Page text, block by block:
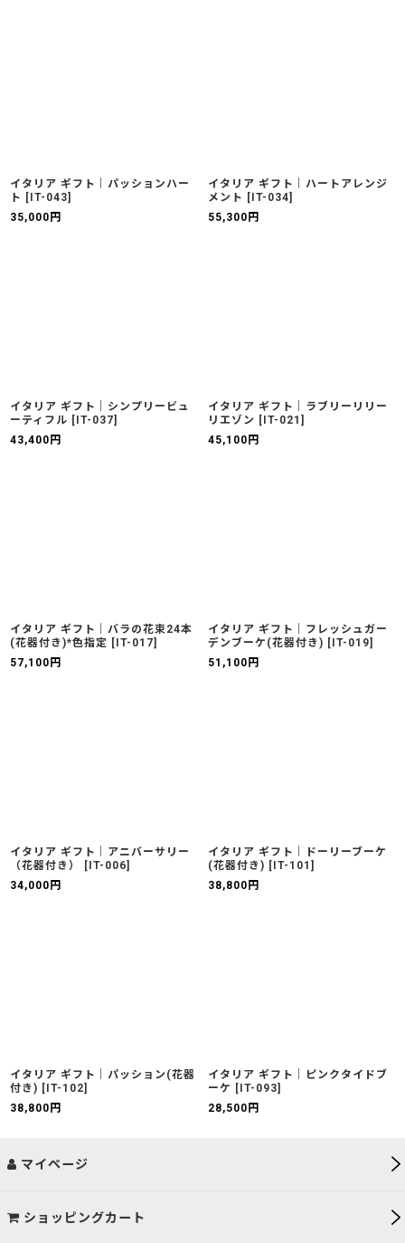
イタリア ギフト｜パッションハー
ト
[ IT-043]
35,000 円
イタリア ギフト｜ハートアレンジ
メント
[ IT-034]
55,300 円
イタリア ギフト｜シンプリービュ
ーティフル [ IT-037]
43,400 円
イタリア ギフト｜ラブリーリリー
リエゾン
[ IT-021 ]
45,100 円
イタリア ギフト｜バラの花束24本
(花器付き)*色指定 [ IT-017]
57,100 円
イタリア ギフト｜フレッシュガー
デンブーケ(花器付き) [ IT-019]
51,100 円
イタリア ギフト｜アニバーサリー
（花器付き）
[ IT-006]
34,000 円
イタリア ギフト｜ドーリーブーケ
(花器付き) [ IT-101 ]
38,800 円
イタリア ギフト｜パッション(花器
付き) [ IT-102]
38,800 円
イタリア ギフト｜ピンクタイドブ
ーケ
[ IT-093]
28,500 円
マイページ
ショッピングカート